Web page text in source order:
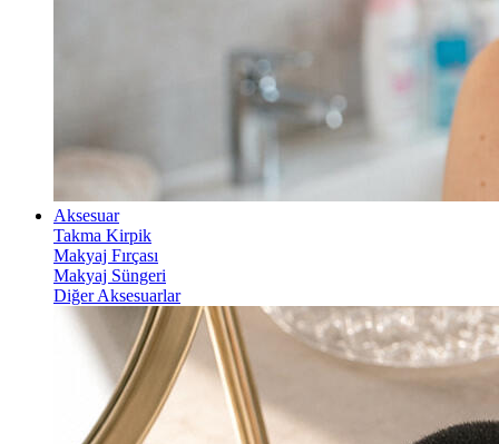
Aksesuar
Takma Kirpik
Makyaj Fırçası
Makyaj Süngeri
Diğer Aksesuarlar